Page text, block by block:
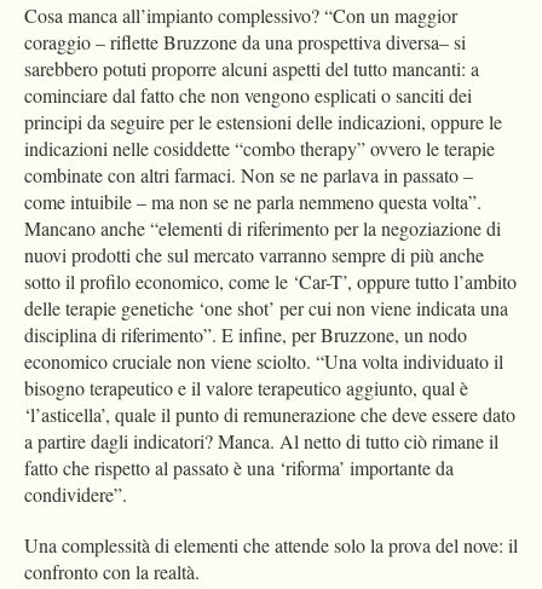
Cosa manca all’impianto complessivo? “Con un maggior
coraggio – riflette Bruzzone da una prospettiva diversa– si
sarebbero potuti proporre alcuni aspetti del tutto mancanti: a
cominciare dal fatto che non vengono esplicati o sanciti dei
principi da seguire per le estensioni delle indicazioni, oppure le
indicazioni nelle cosiddette “combo therapy” ovvero le terapie
combinate con altri farmaci. Non se ne parlava in passato –
come intuibile – ma non se ne parla nemmeno questa volta”.
Mancano anche “elementi di riferimento per la negoziazione di
nuovi prodotti che sul mercato varranno sempre di più anche
sotto il profilo economico, come le ‘Car-T’, oppure tutto l’ambito
delle terapie genetiche ‘one shot’ per cui non viene indicata una
disciplina di riferimento”. E infine, per Bruzzone, un nodo
economico cruciale non viene sciolto. “Una volta individuato il
bisogno terapeutico e il valore terapeutico aggiunto, qual è
‘l’asticella’, quale il punto di remunerazione che deve essere dato
a partire dagli indicatori? Manca. Al netto di tutto ciò rimane il
fatto che rispetto al passato è una ‘riforma’ importante da
condividere”.
Una complessità di elementi che attende solo la prova del nove: il
confronto con la realtà.